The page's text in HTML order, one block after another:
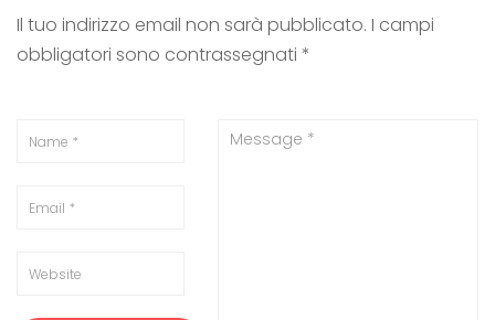
Il tuo indirizzo email non sarà pubblicato. I campi
obbligatori sono contrassegnati *